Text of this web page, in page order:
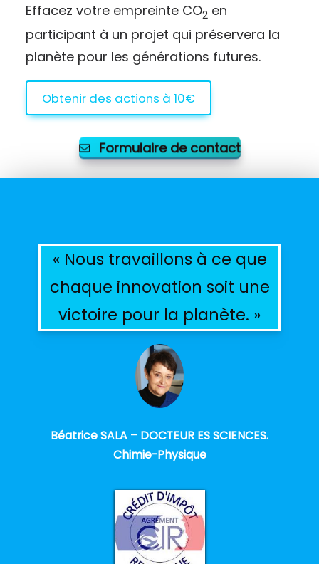
Effacez votre empreinte CO2 en
participant à un projet qui préservera la
planète pour les générations futures.
Obtenir des actions à 10€
Formulaire de contact
« Nous travaillons à ce que
chaque innovation soit une
victoire pour la planète. »
Béatrice SALA – DOCTEUR ES SCIENCES.
Chimie-Physique